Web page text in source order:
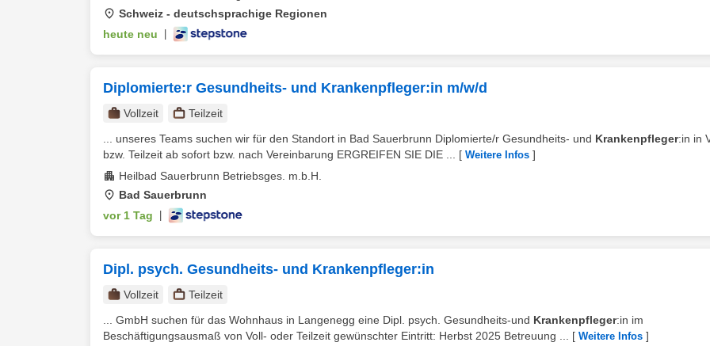
Schweiz - deutschsprachige Regionen
heute neu
Diplomierte:r Gesundheits- und Krankenpfleger:in m/w/d
Vollzeit
Teilzeit
... unseres Teams suchen wir für den Standort in Bad Sauerbrunn Diplomierte/r Gesundheits- und Krankenpfleger:in in
bzw. Teilzeit ab sofort bzw. nach Vereinbarung ERGREIFEN SIE DIE ...
[ Weitere Infos ]
Heilbad Sauerbrunn Betriebsges. m.b.H.
Bad Sauerbrunn
vor 1 Tag
Dipl. psych. Gesundheits- und Krankenpfleger:in
Vollzeit
Teilzeit
... GmbH suchen für das Wohnhaus in Langenegg eine Dipl. psych. Gesundheits-und Krankenpfleger:in im
Beschäftigungsausmaß von Voll- oder Teilzeit gewünschter Eintritt: Herbst 2025 Betreuung ...
[ Weitere Infos ]